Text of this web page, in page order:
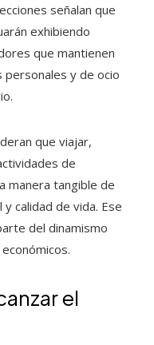
señalan que
exhibiendo
que mantienen
y de ocio
que viajar,
de
manera tangible de
calidad de vida. Ese
del dinamismo
el